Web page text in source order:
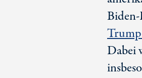
Dabei